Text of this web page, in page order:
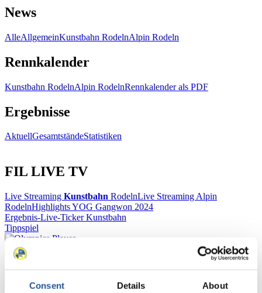
Consent Details About
News
AlleAllgemeinKunstbahn RodelnAlpin Rodeln
Rennkalender
Kunstbahn RodelnAlpin RodelnRennkalender als PDF
Ergebnisse
AktuellGesamtständeStatistiken
FIL LIVE TV
Live Streaming Kunstbahn RodelnLive Streaming Alpin
RodelnHighlights YOG Gangwon 2024
Ergebnis-Live-Ticker Kunstbahn
Tippspiel
Naturbahn
Zielgruppen Anzeigen